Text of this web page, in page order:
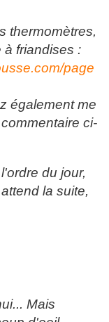
thermomètres,
à friandises :
page
également me
ci-
du jour,
la suite,
Mais